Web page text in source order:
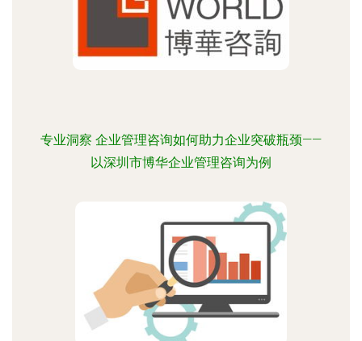
专业洞察 企业管理咨询如何助力企业突破瓶颈——
以深圳市博华企业管理咨询为例